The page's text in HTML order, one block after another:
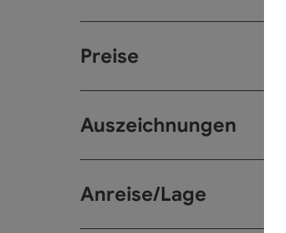
Preise
Auszeichnungen
Anreise/Lage